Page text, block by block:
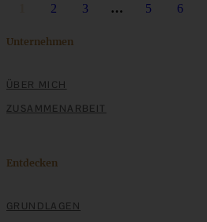
2 3 … 5 6
Unternehmen
ÜBER MICH
ZUSAMMENARBEIT
Entdecken
GRUNDLAGEN